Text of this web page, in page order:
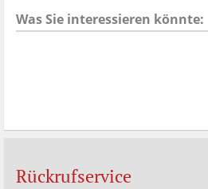
Was Sie interessieren könnte:
Rückrufservice